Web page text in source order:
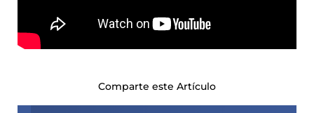
Comparte este Artículo